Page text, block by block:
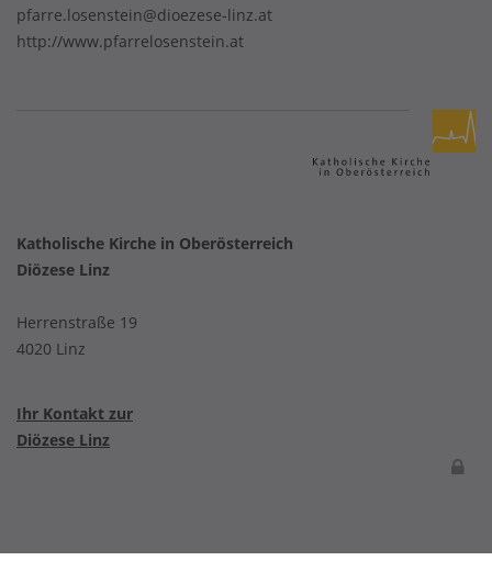
pfarre.losenstein@dioezese-linz.at
http://www.pfarrelosenstein.at
Katholische Kirche in Oberösterreich
Diözese Linz
Herrenstraße 19
4020 Linz
Ihr Kontakt zur
Diözese Linz